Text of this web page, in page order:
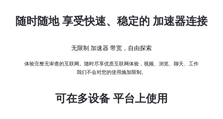
随时随地 享受快速、稳定的 加速器连接
无限制 加速器 带宽，自由探索
体验完整无审查的互联网。随时尽享优质互联网体验，视频、浏览、聊天、工作
我们不会对您的使用施加限制。
可在多设备 平台上使用